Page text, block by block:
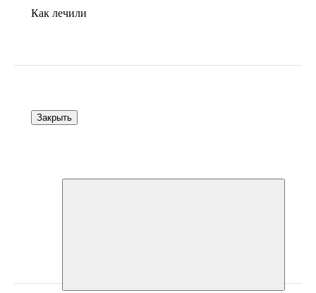
Как лечили
Закрыть